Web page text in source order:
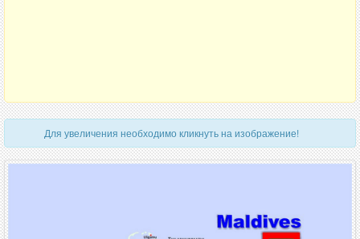
Для увеличения необходимо кликнуть на изображение!